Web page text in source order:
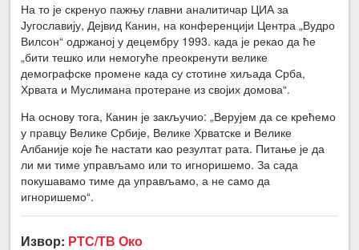
На то је скренуо пажњу главни аналитичар ЦИА за
Југославију, Дејвид Канин, на конференцији Центра „Вудро
Вилсон“ одржаној у децембру 1993. када је рекао да ће
„бити тешко или немогуће преокренути велике
демографске промене када су стотине хиљада Срба,
Хрвата и Муслимана протеране из сво­јих домова“.
На основу тога, Канин је закључио: „Верујем да се крећемо
у правцу Велике Србије, Велике Хрватске и Велике
Албаније које ће настати као резултат рата. Питање је да
ли ми тиме управљамо или то игноришемо. За сада
покушавамо тиме да управљамо, а не само да
игноришемо“.
Извор: РТС/ТВ Око